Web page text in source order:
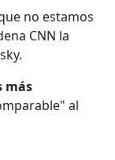
no estamos
CNN la
más
al